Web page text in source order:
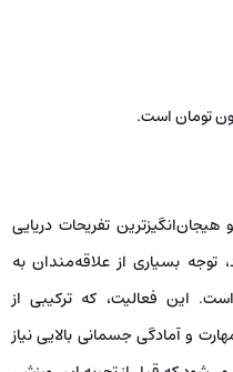
ارائه می‌شوند، هزینه تورهای
این فعالیت به همراه دارد، به
ضمناً، این تورها به گونه‌ای طراحی
می‌کنند. به‌ عبارت ‌دیگر، اگر
گردشگران در نظر گرفته می‌شود که
میان شرکت‌کنندگان کمک شایانی